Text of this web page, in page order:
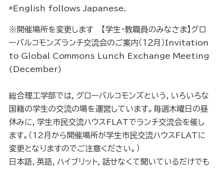
*English follows Japanese.
※開催場所を変更します 【学生・教職員のみなさま】グロ
ーバルコモンズランチ交流会のご案内（１２月）Invitation
to Global Commons Lunch Exchange Meeting
(December)
総合理工学部では，グローバルコモンズという，いろいろな
国籍の学生の交流の場を運営しています。毎週木曜日の昼
休みに，学生市民交流ハウスFLATでランチ交流会を催し
ます。（12月から開催場所が学生市民交流ハウスFLATに
変更となりますのでご注意ください。）
日本語，英語，ハイブリット，話せなくて聞いているだけでも